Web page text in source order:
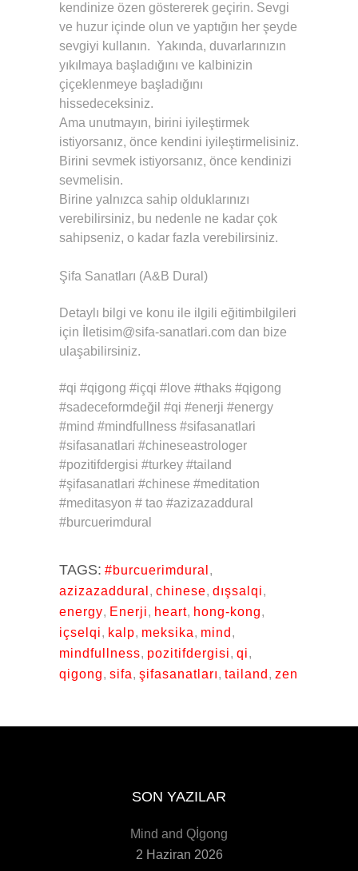
kendinize özen göstererek geçirin. Sevgi
ve huzur içinde olun ve yaptığın her şeyde
sevgiyi kullanın. Yakında, duvarlarınızın
yıkılmaya başladığını ve kalbinizin
çiçeklenmeye başladığını
hissedeceksiniz.
Ama unutmayın, birini iyileştirmek
istiyorsanız, önce kendini iyileştirmelisiniz.
Birini sevmek istiyorsanız, önce kendinizi
sevmelisin.
Birine yalnızca sahip olduklarınızı
verebilirsiniz, bu nedenle ne kadar çok
sahipseniz, o kadar fazla verebilirsiniz.
Şifa Sanatları (A&B Dural)
Detaylı bilgi ve konu ile ilgili eğitimbilgileri
için İletisim@sifa-sanatlari.com dan bize
ulaşabilirsiniz.
#qi #qigong #içqi #love #thaks #qigong
#sadeceformdeğil #qi #enerji #energy
#mind #mindfullness #sifasanatlari
#sifasanatlari #chineseastrologer
#pozitifdergisi #turkey #tailand
#şifasanatlari #chinese #meditation
#meditasyon # tao #azizazaddural
#burcuerimdural
TAGS: #burcuerimdural ,
azizazaddural , chinese, dışsalqi,
energy, Enerji, heart, hong-kong,
içselqi, kalp, meksika, mind ,
mindfullness, pozitifdergisi, qi,
qigong, sifa, şifasanatları, tailand , zen
SON YAZILAR
Mind and Qİgong
2 Haziran 2026